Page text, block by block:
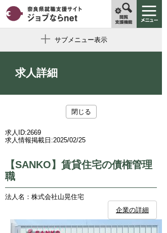
サブメニュー表示
求人詳細
閉じる
求人ID:2669
求人情報掲載日:2025/02/25
【SANKO】賃貸住宅の債権管理
職
法人名：株式会社山晃住宅
企業の詳細